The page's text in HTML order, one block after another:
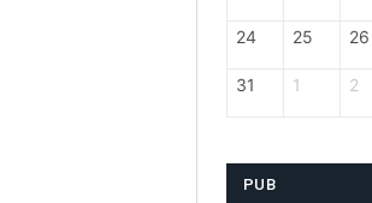
24 25 26
31 1 2
PUB